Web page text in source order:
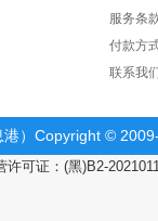
服务条
付款方
联系我
）Copyright ©
许可证：(黑)B2-